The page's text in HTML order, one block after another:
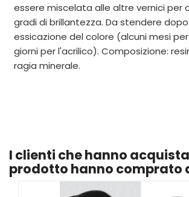
essere miscelata alle altre vernici per
gradi di brillantezza. Da stendere
essicazione del colore (alcuni mesi
giorni per l'acrilico). Composizione:
ragia minerale.
I clienti che hanno
prodotto hanno comprato